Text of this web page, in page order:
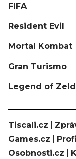
FIFA
Resident Evil
Mortal Kombat
Gran Turismo
Legend of
Tiscali.cz
Games.cz
Osobnosti.cz